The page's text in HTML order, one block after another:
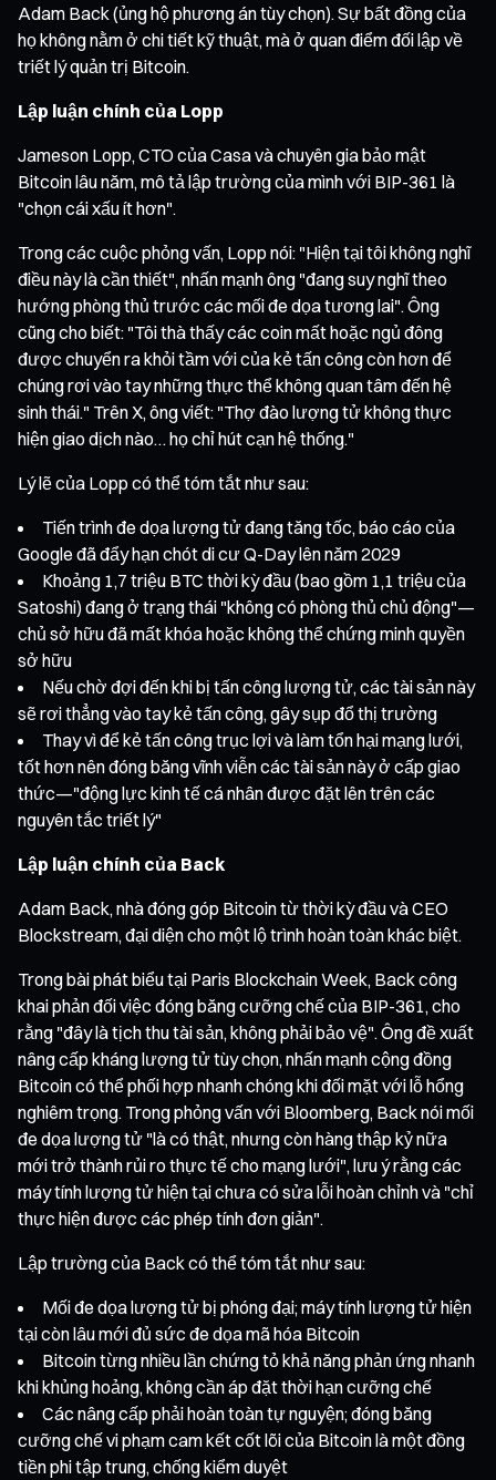
Adam Back (ủng hộ phương án tùy chọn). Sự bất đồng của
họ không nằm ở chi tiết kỹ thuật, mà ở quan điểm đối lập về
triết lý quản trị Bitcoin.
Lập luận chính của Lopp
Jameson Lopp, CTO của Casa và chuyên gia bảo mật
Bitcoin lâu năm, mô tả lập trường của mình với BIP-361 là
"chọn cái xấu ít hơn".
Trong các cuộc phỏng vấn, Lopp nói: "Hiện tại tôi không nghĩ
điều này là cần thiết", nhấn mạnh ông "đang suy nghĩ theo
hướng phòng thủ trước các mối đe dọa tương lai". Ông
cũng cho biết: "Tôi thà thấy các coin mất hoặc ngủ đông
được chuyển ra khỏi tầm với của kẻ tấn công còn hơn để
chúng rơi vào tay những thực thể không quan tâm đến hệ
sinh thái." Trên X, ông viết: "Thợ đào lượng tử không thực
hiện giao dịch nào… họ chỉ hút cạn hệ thống."
Lý lẽ của Lopp có thể tóm tắt như sau:
Tiến trình đe dọa lượng tử đang tăng tốc, báo cáo của
Google đã đẩy hạn chót di cư Q-Day lên năm 2029
Khoảng 1,7 triệu BTC thời kỳ đầu (bao gồm 1,1 triệu của
Satoshi) đang ở trạng thái "không có phòng thủ chủ động"—
chủ sở hữu đã mất khóa hoặc không thể chứng minh quyền
sở hữu
Nếu chờ đợi đến khi bị tấn công lượng tử, các tài sản này
sẽ rơi thẳng vào tay kẻ tấn công, gây sụp đổ thị trường
Thay vì để kẻ tấn công trục lợi và làm tổn hại mạng lưới,
tốt hơn nên đóng băng vĩnh viễn các tài sản này ở cấp giao
thức—"động lực kinh tế cá nhân được đặt lên trên các
nguyên tắc triết lý"
Lập luận chính của Back
Adam Back, nhà đóng góp Bitcoin từ thời kỳ đầu và CEO
Blockstream, đại diện cho một lộ trình hoàn toàn khác biệt.
Trong bài phát biểu tại Paris Blockchain Week, Back công
khai phản đối việc đóng băng cưỡng chế của BIP-361, cho
rằng "đây là tịch thu tài sản, không phải bảo vệ". Ông đề xuất
nâng cấp kháng lượng tử tùy chọn, nhấn mạnh cộng đồng
Bitcoin có thể phối hợp nhanh chóng khi đối mặt với lỗ hổng
nghiêm trọng. Trong phỏng vấn với Bloomberg, Back nói mối
đe dọa lượng tử "là có thật, nhưng còn hàng thập kỷ nữa
mới trở thành rủi ro thực tế cho mạng lưới", lưu ý rằng các
máy tính lượng tử hiện tại chưa có sửa lỗi hoàn chỉnh và "chỉ
thực hiện được các phép tính đơn giản".
Lập trường của Back có thể tóm tắt như sau:
Mối đe dọa lượng tử bị phóng đại; máy tính lượng tử hiện
tại còn lâu mới đủ sức đe dọa mã hóa Bitcoin
Bitcoin từng nhiều lần chứng tỏ khả năng phản ứng nhanh
khi khủng hoảng, không cần áp đặt thời hạn cưỡng chế
Các nâng cấp phải hoàn toàn tự nguyện; đóng băng
cưỡng chế vi phạm cam kết cốt lõi của Bitcoin là một đồng
tiền phi tập trung, chống kiểm duyệt